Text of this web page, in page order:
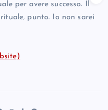
per avere successo. Il
punto. Io non sarei